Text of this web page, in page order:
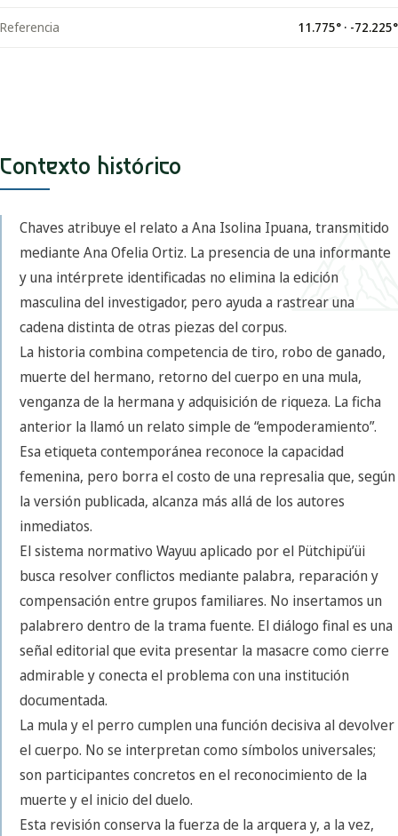
Referencia 11.775° · -72.225°
Contexto histórico
Chaves atribuye el relato a Ana Isolina Ipuana, transmitido
mediante Ana Ofelia Ortiz. La presencia de una informante
y una intérprete identificadas no elimina la edición
masculina del investigador, pero ayuda a rastrear una
cadena distinta de otras piezas del corpus.
La historia combina competencia de tiro, robo de ganado,
muerte del hermano, retorno del cuerpo en una mula,
venganza de la hermana y adquisición de riqueza. La ficha
anterior la llamó un relato simple de “empoderamiento”.
Esa etiqueta contemporánea reconoce la capacidad
femenina, pero borra el costo de una represalia que, según
la versión publicada, alcanza más allá de los autores
inmediatos.
El sistema normativo Wayuu aplicado por el Pütchipü’üi
busca resolver conflictos mediante palabra, reparación y
compensación entre grupos familiares. No insertamos un
palabrero dentro de la trama fuente. El diálogo final es una
señal editorial que evita presentar la masacre como cierre
admirable y conecta el problema con una institución
documentada.
La mula y el perro cumplen una función decisiva al devolver
el cuerpo. No se interpretan como símbolos universales;
son participantes concretos en el reconocimiento de la
muerte y el inicio del duelo.
Esta revisión conserva la fuerza de la arquera y, a la vez,